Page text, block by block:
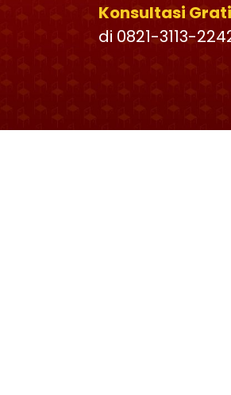
Konsultasi
di 0821-3113-